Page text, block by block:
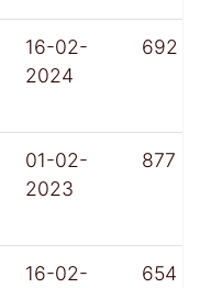
16-02-
2024
692
01-02-
2023
877
16-02-
654